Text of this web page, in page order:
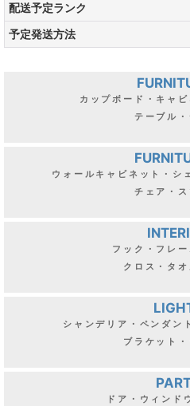
配送予定ランク
予定発送方法
カップボード・キャ
テーブル・
ウォールキャビネット・シ
チェア・
フック・フレ
クロス・タ
シャンデリア・ペンダン
ブラケット・
ドア・ウィンド